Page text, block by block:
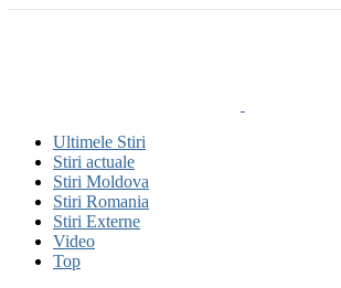
Ultimele Stiri
Stiri actuale
Stiri Moldova
Stiri Romania
Stiri Externe
Video
Top